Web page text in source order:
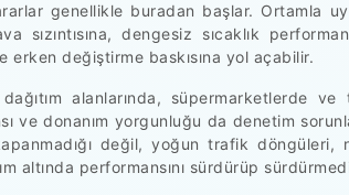
genellikle buradan başlar. Ortamla
dengesiz sıcaklık
değiştirme baskısına yol açabilir.
alanlarında, süpermarketlerde ve
ve donanım yorgunluğu da denetim
değil, yoğun trafik döngüleri,
altında performansını sürdürüp